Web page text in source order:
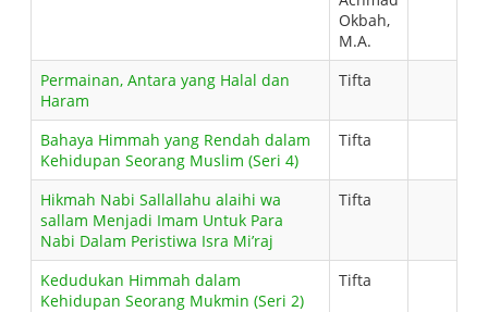
Okbah,
M.A.
Permainan, Antara yang Halal dan
Haram
Tifta
Bahaya Himmah yang Rendah dalam
Kehidupan Seorang Muslim (Seri 4)
Tifta
Hikmah Nabi Sallallahu alaihi wa
sallam Menjadi Imam Untuk Para
Nabi Dalam Peristiwa Isra Mi’raj
Tifta
Kedudukan Himmah dalam
Kehidupan Seorang Mukmin (Seri 2)
Tifta